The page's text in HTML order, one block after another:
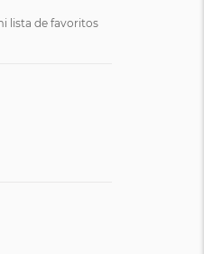
lista de favoritos